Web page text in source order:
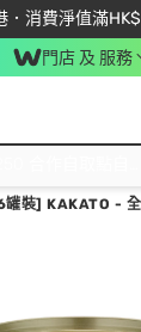
．消費淨值滿
成為易賞錢會員
單買滿$450 輸入
門店 及 服務
罐裝] KAKATO -